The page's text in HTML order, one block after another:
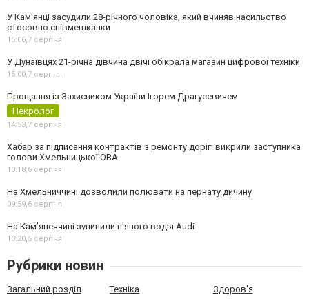
У Камʼянці засудили 28-річного чоловіка, який вчиняв насильство
стосовно співмешканки
15:06,7 серпня
У Дунаївцях 21-річна дівчина двічі обікрала магазин цифрової техніки
15:00,7 серпня
Прощання із Захисником України Ігорем Драгусевичем
Некролог
14:53,7 серпня
Хабар за підписання контрактів з ремонту доріг: викрили заступника
голови Хмельницької ОВА
10:18,6 серпня
На Хмельниччині дозволили полювати на пернату дичину
09:59,6 серпня
На Камʼянеччині зупинили п'яного водія Audi
13:20,5 серпня
Рубрики новин
Загальний розділ Техніка Здоров'я